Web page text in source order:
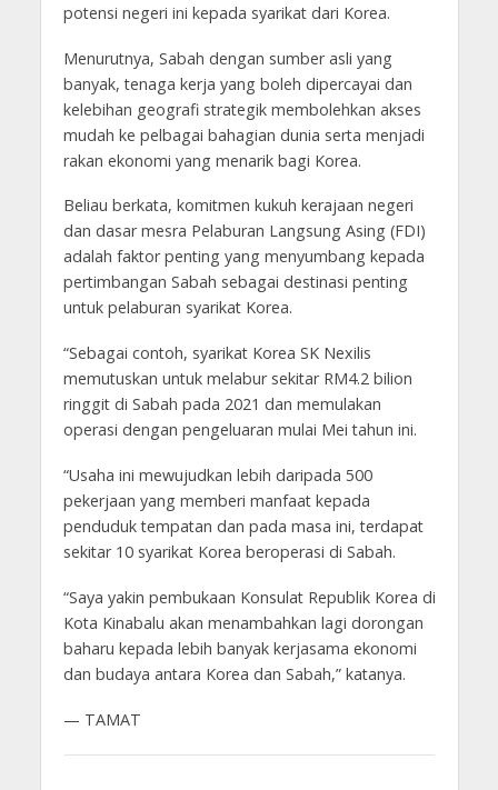
potensi negeri ini kepada syarikat dari Korea.
Menurutnya, Sabah dengan sumber asli yang
banyak, tenaga kerja yang boleh dipercayai dan
kelebihan geografi strategik membolehkan akses
mudah ke pelbagai bahagian dunia serta menjadi
rakan ekonomi yang menarik bagi Korea.
Beliau berkata, komitmen kukuh kerajaan negeri
dan dasar mesra Pelaburan Langsung Asing (FDI)
adalah faktor penting yang menyumbang kepada
pertimbangan Sabah sebagai destinasi penting
untuk pelaburan syarikat Korea.
“Sebagai contoh, syarikat Korea SK Nexilis
memutuskan untuk melabur sekitar RM4.2 bilion
ringgit di Sabah pada 2021 dan memulakan
operasi dengan pengeluaran mulai Mei tahun ini.
“Usaha ini mewujudkan lebih daripada 500
pekerjaan yang memberi manfaat kepada
penduduk tempatan dan pada masa ini, terdapat
sekitar 10 syarikat Korea beroperasi di Sabah.
“Saya yakin pembukaan Konsulat Republik Korea di
Kota Kinabalu akan menambahkan lagi dorongan
baharu kepada lebih banyak kerjasama ekonomi
dan budaya antara Korea dan Sabah,” katanya.
— TAMAT